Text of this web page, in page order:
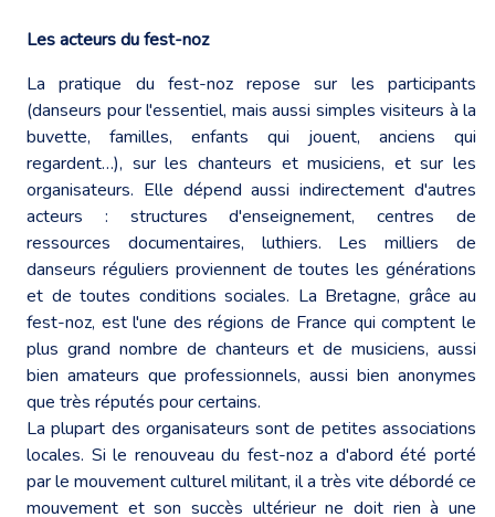
Les acteurs du fest-noz
La pratique du fest-noz repose sur les participants
(danseurs pour l'essentiel, mais aussi simples visiteurs à la
buvette, familles, enfants qui jouent, anciens qui
regardent…), sur les chanteurs et musiciens, et sur les
organisateurs. Elle dépend aussi indirectement d'autres
acteurs : structures d'enseignement, centres de
ressources documentaires, luthiers. Les milliers de
danseurs réguliers proviennent de toutes les générations
et de toutes conditions sociales. La Bretagne, grâce au
fest-noz, est l'une des régions de France qui comptent le
plus grand nombre de chanteurs et de musiciens, aussi
bien amateurs que professionnels, aussi bien anonymes
que très réputés pour certains.
La plupart des organisateurs sont de petites associations
locales. Si le renouveau du fest-noz a d'abord été porté
par le mouvement culturel militant, il a très vite débordé ce
mouvement et son succès ultérieur ne doit rien à une